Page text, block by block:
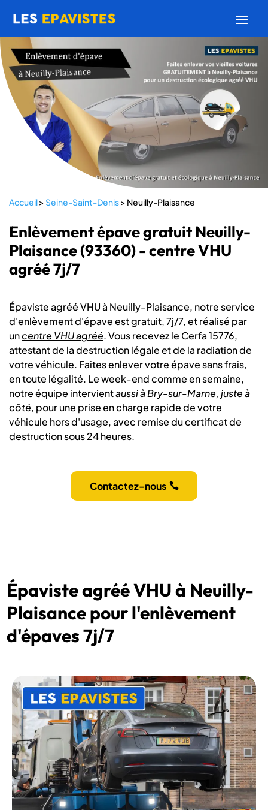
Accueil>Seine-Saint-Denis> Neuilly-Plaisance
Enlèvement épave gratuit Neuilly-
Plaisance (93360) - centre VHU
agréé 7j/7
Épaviste agréé VHU à Neuilly-Plaisance, notre service
d'enlèvement d'épave est gratuit, 7j/7, et réalisé par
uncentre VHU agréé. Vous recevez le Cerfa 15776,
attestant de la destruction légale et de la radiation de
votre véhicule. Faites enlever votre épave sans frais,
en toute légalité. Le week-end comme en semaine,
notre équipe intervientaussi à Bry-sur-Marne, juste à
côté, pour une prise en charge rapide de votre
véhicule hors d'usage, avec remise du certificat de
destruction sous 24 heures.
Contactez-nous
Épaviste agréé VHU à Neuilly-
Plaisance pour l'enlèvement
d'épaves 7j/7